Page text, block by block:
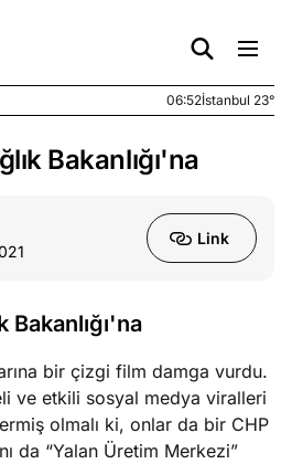
06:52İstanbul 23°
Bakanlığı'na
Link
Bakanlığı'na
bir çizgi film damga vurdu.
ve etkili sosyal medya viralleri
olmalı ki, onlar da bir CHP
da “Yalan Üretim Merkezi”